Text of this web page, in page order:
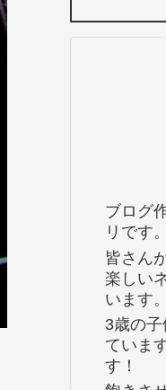
ブログ
リです。
皆さん
楽しい
います。
3歳の
ていま
す！